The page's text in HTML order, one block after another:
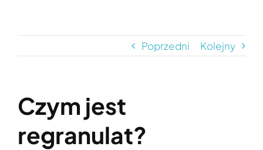
Poprzedni Kolejny
Czym jest
regranulat?